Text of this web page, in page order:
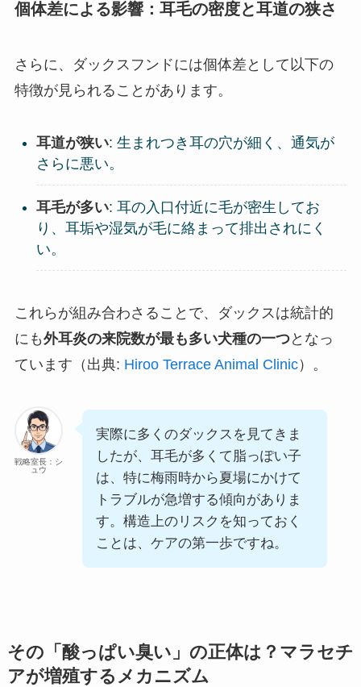
個体差による影響：耳毛の密度と耳道の狭さ
さらに、ダックスフンドには個体差として以下の
特徴が見られることがあります。
耳道が狭い: 生まれつき耳の穴が細く、通気が
さらに悪い。
耳毛が多い: 耳の入口付近に毛が密生してお
り、耳垢や湿気が毛に絡まって排出されにく
い。
これらが組み合わさることで、ダックスは統計的
にも外耳炎の来院数が最も多い犬種の一つとなっ
ています（出典: Hiroo Terrace Animal Clinic）。
戦略室長：シ
ュウ
実際に多くのダックスを見てきま
したが、耳毛が多くて脂っぽい子
は、特に梅雨時から夏場にかけて
トラブルが急増する傾向がありま
す。構造上のリスクを知っておく
ことは、ケアの第一歩ですね。
その「酸っぱい臭い」の正体は？マラセチ
アが増殖するメカニズム